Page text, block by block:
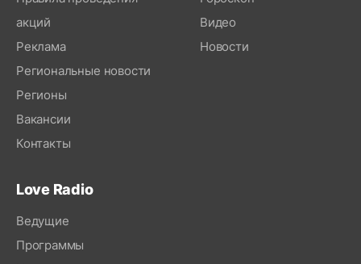
акций
Реклама
Региональные новости
Регионы
Вакансии
Контакты
Видео
Новости
Love Radio
Ведущие
Программы